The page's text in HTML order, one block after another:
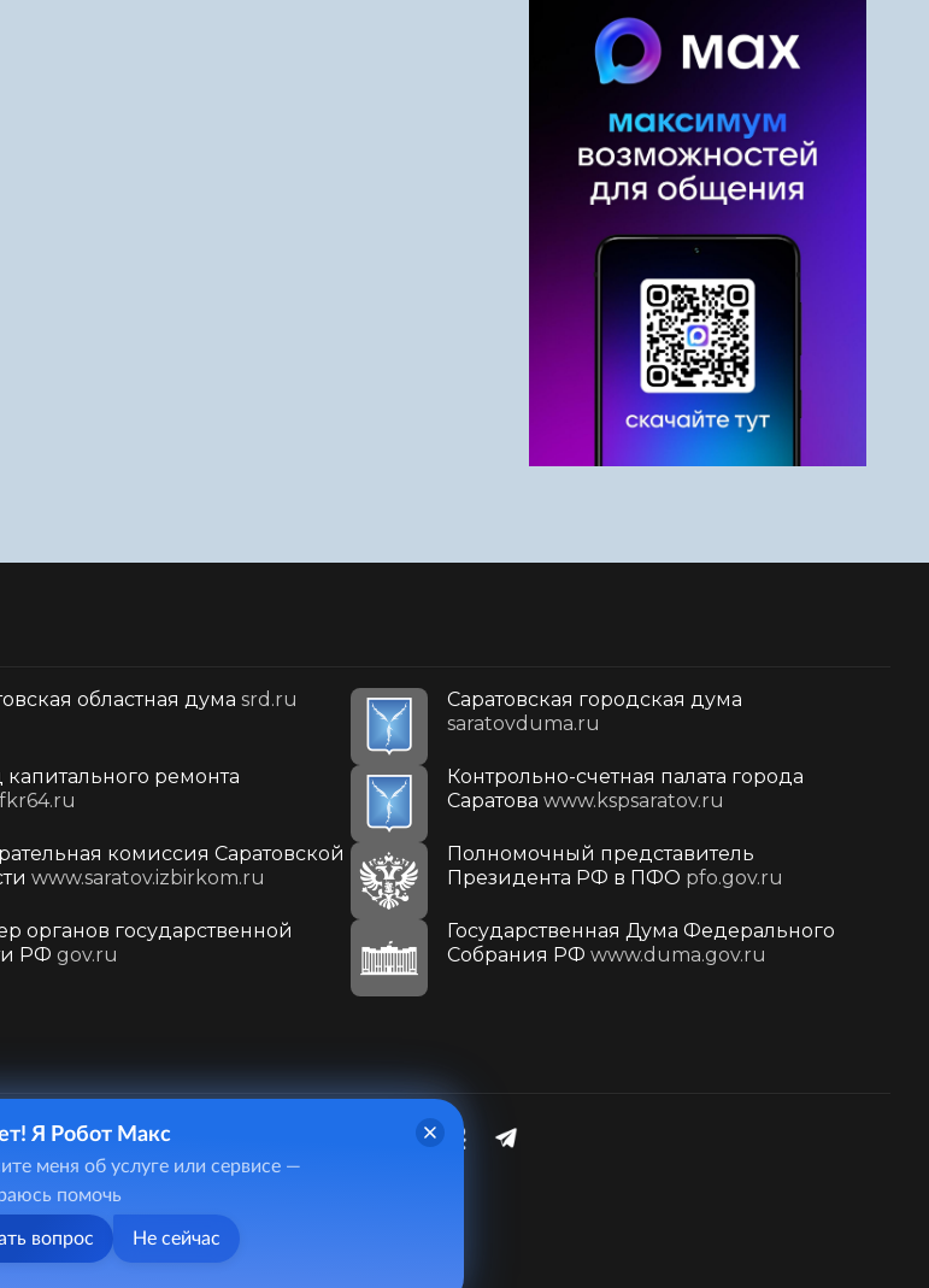
областная дума srd.ru
Саратовская городская дума
saratovduma.ru
ремонта
Контрольно-счетная палата города
Саратова www.kspsaratov.ru
комиссия Саратовской
www.saratov.izbirkom.ru
Полномочный представитель
Президента РФ в ПФО pfo.gov.ru
органов государственной
РФ gov.ru
Государственная Дума Федерального
Собрания РФ www.duma.gov.ru
ул. Первомайская, д. 78
49
Я Робот Макс
меня об услуге или сервисе —
помочь
вопрос Не сейчас